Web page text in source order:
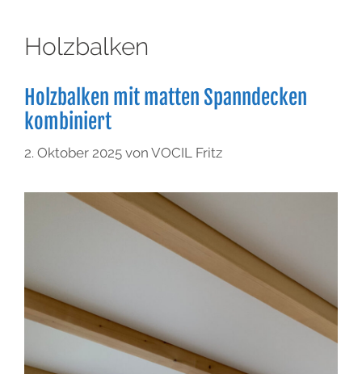
Holzbalken
Holzbalken mit matten Spanndecken
kombiniert
2. Oktober 2025 von VOCIL Fritz